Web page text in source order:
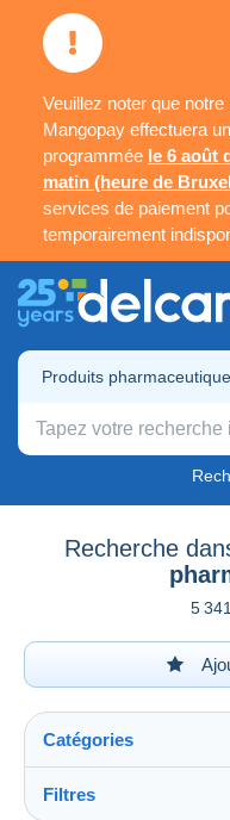
Veuillez noter que
Mangopay effectuera
programmée le 6 août
matin (heure de
services de paiement
temporairement
Produits
Recherche
5
Catégories
Filtres